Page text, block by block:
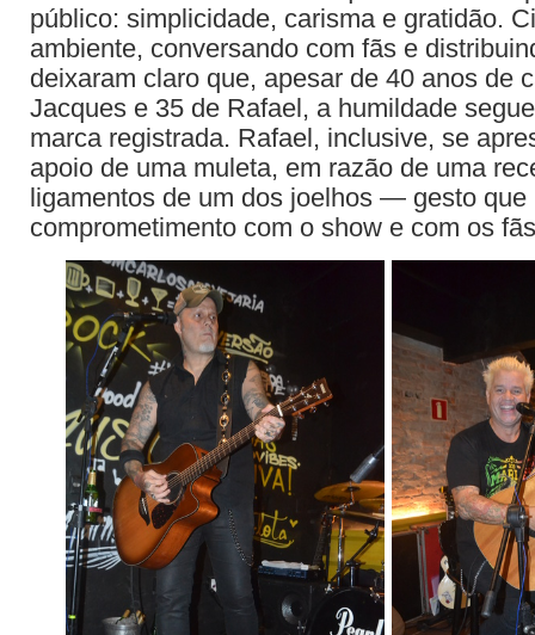
público: simplicidade, carisma e gratidão.
ambiente, conversando com fãs e
deixaram claro que, apesar de 40 anos de
Jacques e 35 de Rafael, a humildade
marca registrada. Rafael, inclusive, se
apoio de uma muleta, em razão de uma
ligamentos de um dos joelhos — gesto que
comprometimento com o show e com os